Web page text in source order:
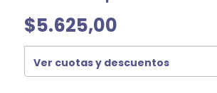
$5.625,00
Ver cuotas y descuentos